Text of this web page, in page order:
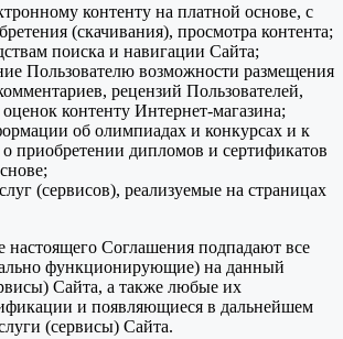
контенту на платной основе, с
(скачивания), просмотра контента;
поиска и навигации Сайта;
Пользователю возможности размещения
рецензий Пользователей,
контенту Интернет-магазина;
об олимпиадах и конкурсах и к
приобретении дипломов и сертификатов
(сервисов), реализуемые на страницах
настоящего Соглашения подпадают все
функционирующие) на данный
Сайта, а также любые их
и появляющиеся в дальнейшем
(сервисы) Сайта.